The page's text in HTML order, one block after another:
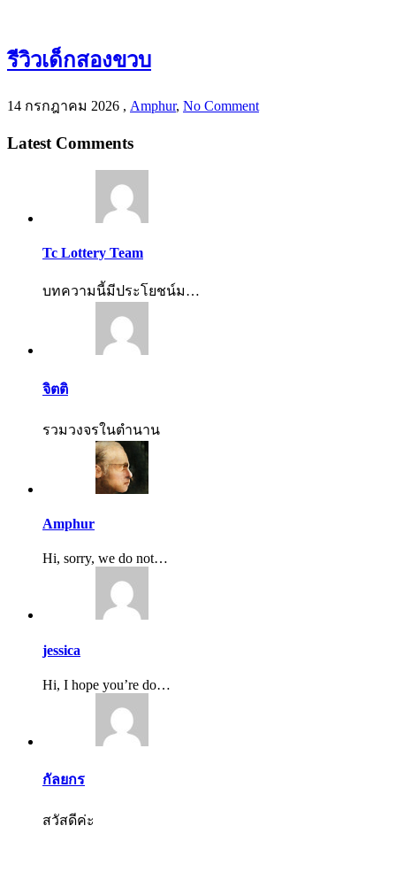
รีวิวเด็กสองขวบ
14 กรกฎาคม 2026 , Amphur, No Comment
Latest Comments
Tc Lottery Team
บทความนี้มีประโยชน์ม…
จิตติ
รวมวงจรในตำนาน
Amphur
Hi, sorry, we do not…
jessica
Hi, I hope you’re do…
กัลยกร
สวัสดีค่ะ